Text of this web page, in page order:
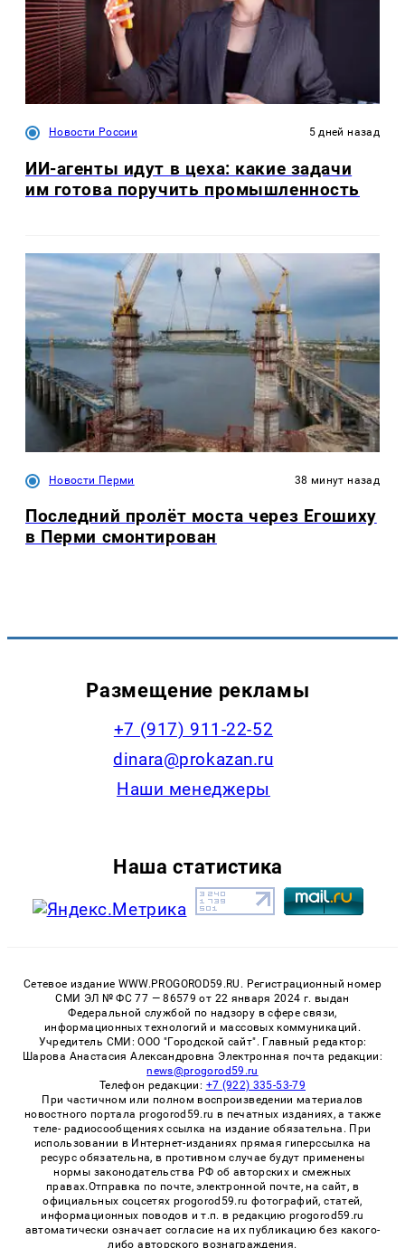
Новости России 5 дней назад
ИИ-агенты идут в цеха: какие задачи
им готова поручить промышленность
Новости Перми 38 минут назад
Последний пролёт моста через Егошиху
в Перми смонтирован
Размещение рекламы
+7 (917) 911-22-52
dinara@prokazan.ru
Наши менеджеры
Наша статистика
Сетевое издание WWW.PROGOROD59.RU. Регистрационный номер
СМИ ЭЛ № ФС 77 — 86579 от 22 января 2024 г. выдан
Федеральной службой по надзору в сфере связи,
информационных технологий и массовых коммуникаций.
Учредитель СМИ: ООО "Городской сайт". Главный редактор:
Шарова Анастасия Александровна Электронная почта редакции:
news@progorod59.ru
Телефон редакции: +7 (922) 335-53-79
При частичном или полном воспроизведении материалов
новостного портала progorod59.ru в печатных изданиях, а также
теле- радиосообщениях ссылка на издание обязательна. При
использовании в Интернет-изданиях прямая гиперссылка на
ресурс обязательна, в противном случае будут применены
нормы законодательства РФ об авторских и смежных
правах.Отправка по почте, электронной почте, на сайт, в
официальных соцсетях progorod59.ru фотографий, статей,
информационных поводов и т.п. в редакцию progorod59.ru
автоматически означает согласие на их публикацию без какого-
либо авторского вознаграждения.